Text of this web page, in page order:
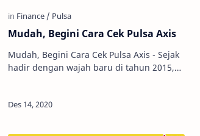
Mudah, Begini Cara Cek Pulsa Axis
Mudah, Begini Cara Cek Pulsa Axis - Sejak
hadir dengan wajah baru di tahun 2015,